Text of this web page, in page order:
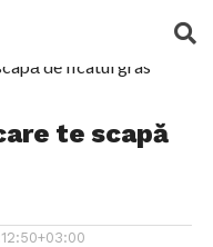
te scapă